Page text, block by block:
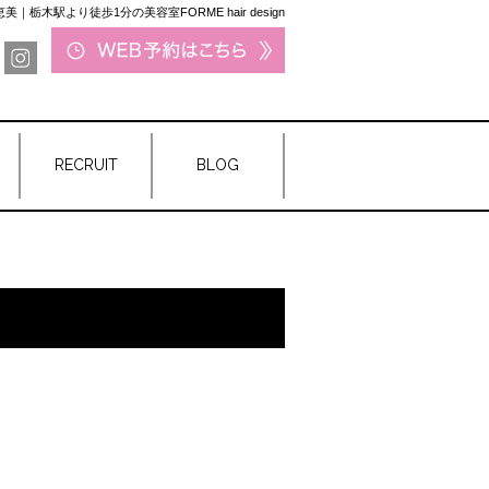
美｜栃木駅より徒歩1分の美容室FORME hair design
RECRUIT BLOG